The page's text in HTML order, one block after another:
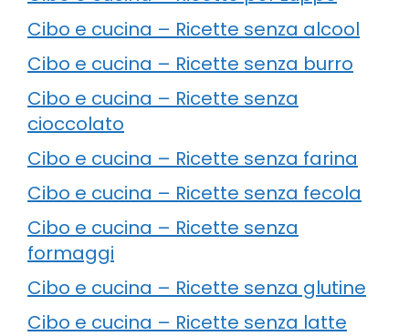
Cibo e cucina – Ricette senza alcool
Cibo e cucina – Ricette senza burro
Cibo e cucina – Ricette senza
cioccolato
Cibo e cucina – Ricette senza farina
Cibo e cucina – Ricette senza fecola
Cibo e cucina – Ricette senza
formaggi
Cibo e cucina – Ricette senza glutine
Cibo e cucina – Ricette senza latte